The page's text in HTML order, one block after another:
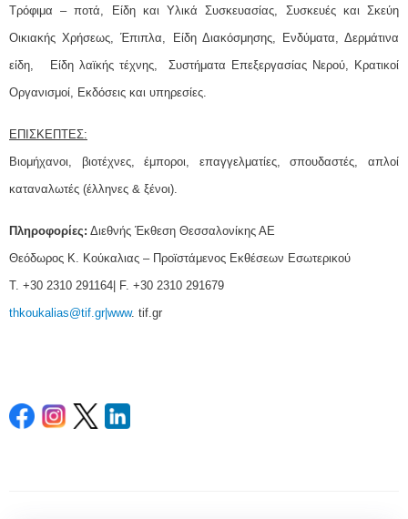
Τρόφιμα – ποτά, Είδη και Υλικά Συσκευασίας, Συσκευές και Σκεύη
Οικιακής Χρήσεως, Έπιπλα, Είδη Διακόσμησης, Ενδύματα, Δερμάτινα
είδη, Είδη λαϊκής τέχνης, Συστήματα Επεξεργασίας Νερού, Κρατικοί
Οργανισμοί, Εκδόσεις και υπηρεσίες.
ΕΠΙΣΚΕΠΤΕΣ:
Βιομήχανοι, βιοτέχνες, έμποροι, επαγγελματίες, σπουδαστές, απλοί
καταναλωτές (έλληνες & ξένοι).
Πληροφορίες: Διεθνής Έκθεση Θεσσαλονίκης ΑΕ
Θεόδωρος K. Κούκαλιας – Προϊστάμενος Εκθέσεων Εσωτερικού
Τ. +30 2310 291164| F. +30 2310 291679
thkoukalias@tif.gr|www. tif.gr